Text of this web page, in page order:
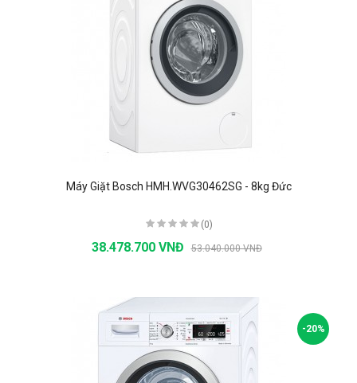
Máy Giặt Bosch HMH.WVG30462SG - 8kg Đức
(0)
38.478.700 VNĐ 53.040.000 VNĐ
-20%